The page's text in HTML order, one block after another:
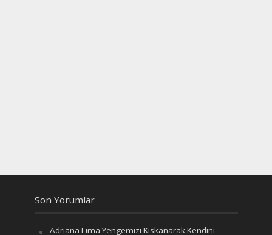
Son Yorumlar
Adriana Lima Yengemizi Kıskanarak Kendini